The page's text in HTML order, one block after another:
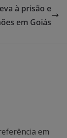
à prisão e
em Goiás
em